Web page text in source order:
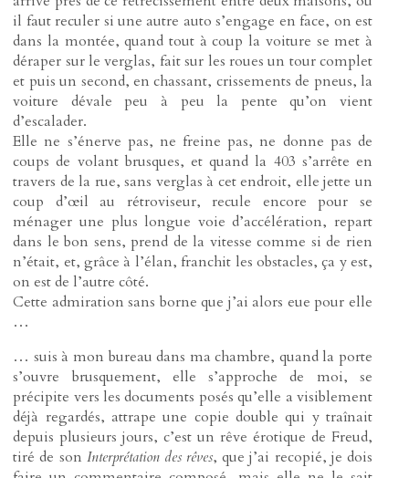
il faut reculer si une autre auto s’engage en face, on est
dans la montée, quand tout à coup la voiture se met à
déraper sur le verglas, fait sur les roues un tour complet
et puis un second, en chassant, crissements de pneus, la
voiture dévale peu à peu la pente qu’on vient
d’escalader.
Elle ne s’énerve pas, ne freine pas, ne donne pas de
coups de volant brusques, et quand la 403 s’arrête en
travers de la rue, sans verglas à cet endroit, elle jette un
coup d’œil au rétroviseur, recule encore pour se
ménager une plus longue voie d’accélération, repart
dans le bon sens, prend de la vitesse comme si de rien
n’était, et, grâce à l’élan, franchit les obstacles, ça y est,
on est de l’autre côté.
Cette admiration sans borne que j’ai alors eue pour elle
…
… suis à mon bureau dans ma chambre, quand la porte
s’ouvre brusquement, elle s’approche de moi, se
précipite vers les documents posés qu’elle a visiblement
déjà regardés, attrape une copie double qui y traînait
depuis plusieurs jours, c’est un rêve érotique de Freud,
tiré de son Interprétation des rêves, que j’ai recopié, je dois